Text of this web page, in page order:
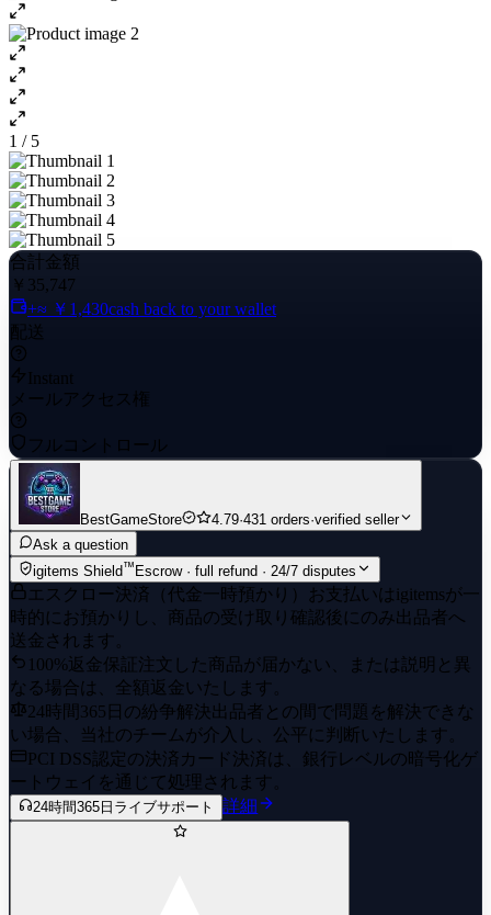
1 / 5
合計金額
￥35,747
+≈ ￥1,430cash back to your wallet
配送
Instant
メールアクセス権
フルコントロール
BestGameStore 4.79·431 orders·verified seller
Ask a question
igitems Shield™Escrow · full refund · 24/7 disputes
エスクロー決済（代金一時預かり）
お支払いはigitemsが一
時的にお預かりし、商品の受け取り確認後にのみ出品者へ
送金されます。
100%返金保証 注文した商品が届かない、または説明と異
なる場合は、全額返金いたします。
24時間365日の紛争解決出品者との間で問題を解決できな
い場合、当社のチームが介入し、公平に判断いたします。
PCI DSS認定の決済 カード決済は、銀行レベルの暗号化ゲ
ートウェイを通じて処理されます。
24時間365日ライブサポート 詳細